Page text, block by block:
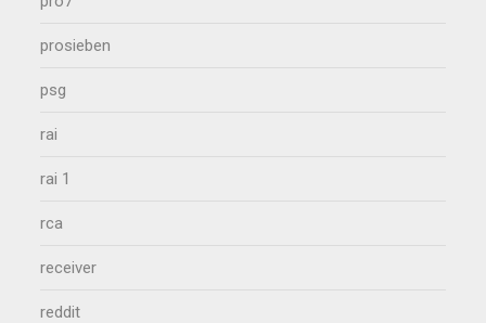
prosieben
psg
rai
rai 1
rca
receiver
reddit